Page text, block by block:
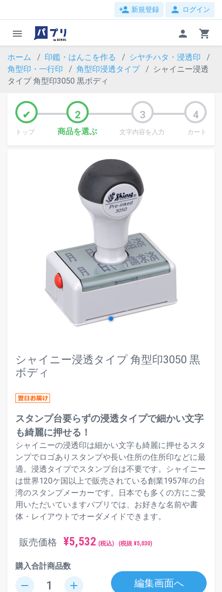
person_add 新規登録 person ログイン
menu person shopping_cart
ホーム 印鑑・はんこを作る
シヤチハタ・浸透印
角型印・一行印
角型印浸透タイプ
シャイニー浸透
タイプ 角型印3050 黒ボディ
トップ 商品を選ぶ 文字内容を入力 カート
シャイニー浸透タイプ 角型印3050 黒
ボディ
スタンプ台要らずの浸透タイプで細かい文字
も綺麗に押せる！
シャイニーの浸透印は細かい文字も綺麗に押せるスタ
ンプでロゴありスタンプや長い住所の住所印などに最
適。浸透タイプでスタンプ台は不要です。シャイニー
は世界120ケ国以上で販売されている創業1957年の台
湾のスタンプメーカーです。日本でも多くの方にご愛
用いただいていますパプリでは、お好きな名前や書
体・レイアウトでオーダメイドできます。
販売価格 ¥5,532 (税込) (税抜 ¥5,030)
購入合計商品数
remove add 編集画面へ